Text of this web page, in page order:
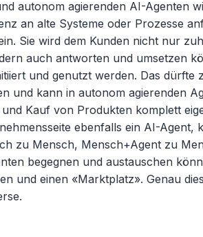
autonom agierenden AI-Agenten
an alte Systeme oder Prozesse
Sie wird dem Kunden nicht nur
auch antworten und umsetzen
und genutzt werden. Das dürfte
und kann in autonom agierenden
Kauf von Produkten komplett
ebenfalls ein AI-Agent,
zu Mensch, Mensch+Agent zu
begegnen und austauschen
und einen «Marktplatz». Genau